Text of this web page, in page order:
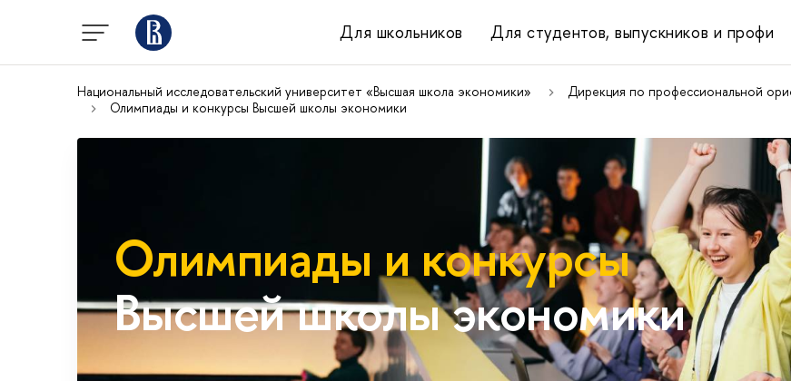
Для школьников Для студентов, выпускников и профи
Национальный исследовательский университет «Высшая школа экономики»
Дирекция по профессиональной
Олимпиады и конкурсы Высшей школы экономики
Олимпиады и конкурсы
Высшей школы экономики